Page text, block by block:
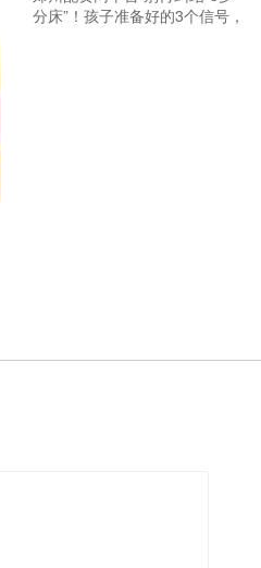
分床”！孩子准备好的3个信号，